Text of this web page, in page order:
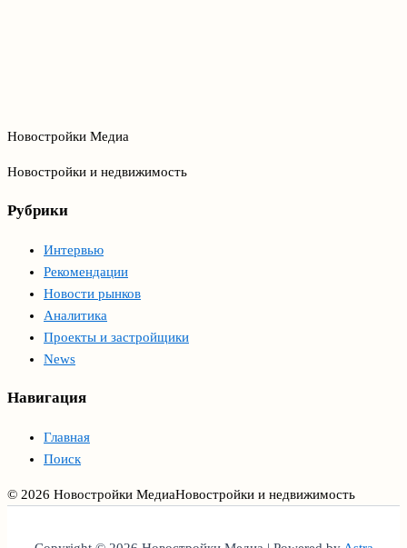
Новостройки Медиа
Новостройки и недвижимость
Рубрики
Интервью
Рекомендации
Новости рынков
Аналитика
Проекты и застройщики
News
Навигация
Главная
Поиск
© 2026 Новостройки МедиаНовостройки и недвижимость